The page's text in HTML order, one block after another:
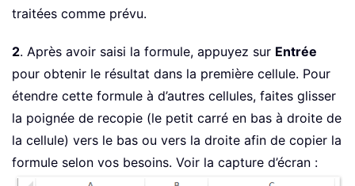
traitées comme prévu.
2. Après avoir saisi la formule, appuyez sur Entrée
pour obtenir le résultat dans la première cellule. Pour
étendre cette formule à d’autres cellules, faites glisser
la poignée de recopie (le petit carré en bas à droite de
la cellule) vers le bas ou vers la droite afin de copier la
formule selon vos besoins. Voir la capture d’écran :